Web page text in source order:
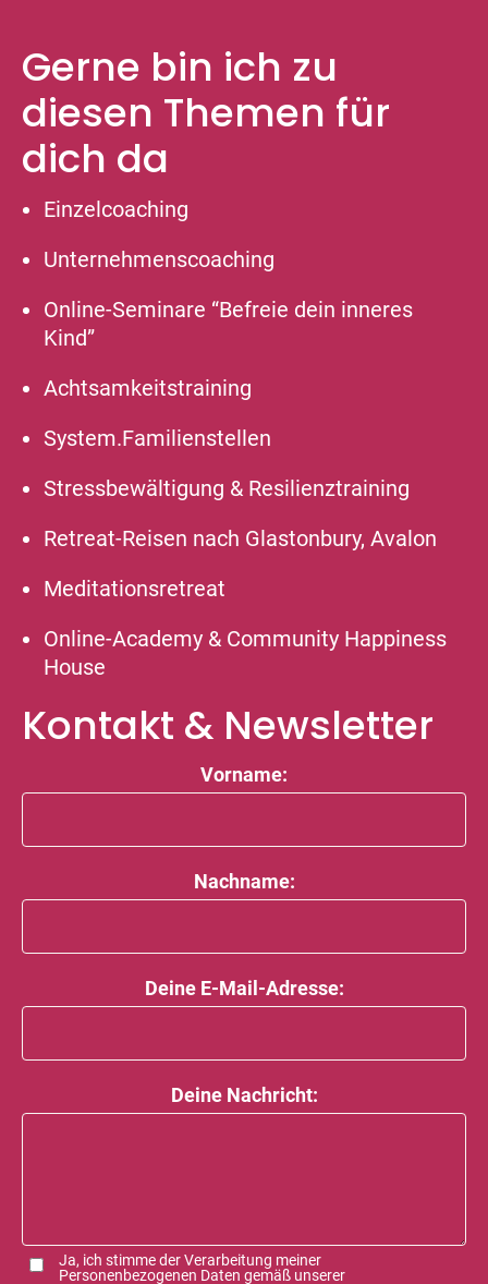
Gerne bin ich zu
diesen Themen für
dich da
Einzelcoaching
Unternehmenscoaching
Online-Seminare “Befreie dein inneres
Kind”
Achtsamkeitstraining
System.Familienstellen
Stressbewältigung & Resilienztraining
Retreat-Reisen nach Glastonbury, Avalon
Meditationsretreat
Online-Academy & Community Happiness
House
Kontakt & Newsletter
Vorname:
Nachname:
Deine E-Mail-Adresse:
Deine Nachricht:
Ja, ich stimme der Verarbeitung meiner
Personenbezogenen Daten gemäß unserer